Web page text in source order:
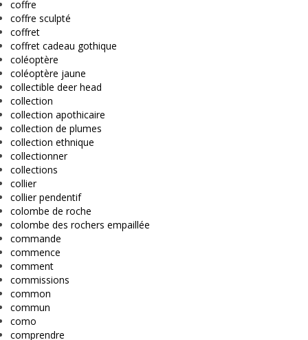
coffre
coffre sculpté
coffret
coffret cadeau gothique
coléoptère
coléoptère jaune
collectible deer head
collection
collection apothicaire
collection de plumes
collection ethnique
collectionner
collections
collier
collier pendentif
colombe de roche
colombe des rochers empaillée
commande
commence
comment
commissions
common
commun
como
comprendre